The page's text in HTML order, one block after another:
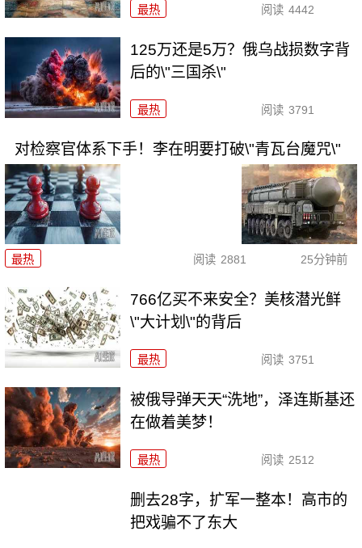
最热 阅读 4442
125万还是5万？俄乌战损数字背
后的\"三国杀\"
最热 阅读 3791
对检察官体系下手！李在明要打破\"青瓦台魔咒\"
最热 阅读 2881 25分钟前
766亿买不来安全？美核潜光鲜
\"大计划\"的背后
最热 阅读 3751
被俄导弹天天“洗地”，泽连斯基还
在做着美梦！
最热 阅读 2512
删去28字，扩军一整本！高市的
把戏骗不了东大